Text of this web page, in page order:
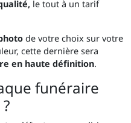
le tout à un tarif
de votre choix sur votre
cette dernière sera
en haute définition.
funéraire